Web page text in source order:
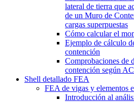
lateral de tierra que
de un Muro de
cargas superpuestas
Cómo calcular el
Ejemplo de cálculo
contención
Comprobaciones de
contención según
Shell detallado FEA
FEA de vigas y elementos
Introducción al